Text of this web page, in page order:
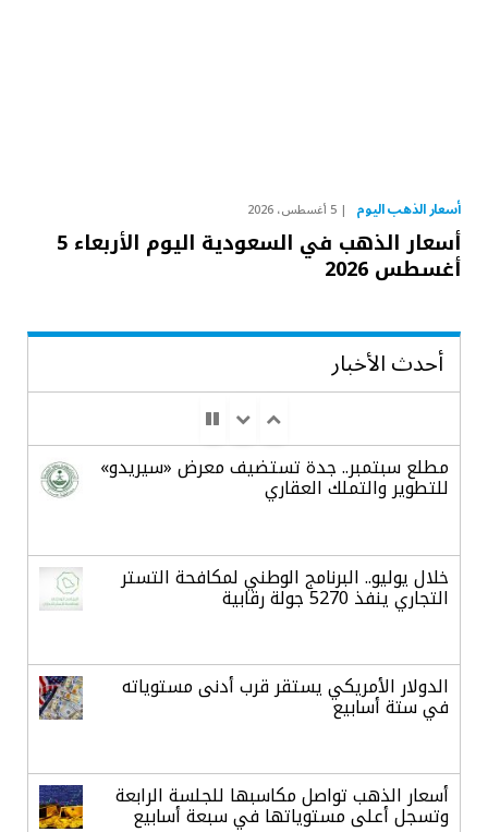
أسعار الذهب اليوم 5 أغسطس، 2026
أسعار الذهب في السعودية اليوم الأربعاء 5
أغسطس 2026
أحدث الأخبار
مطلع سبتمبر.. جدة تستضيف معرض «سيريدو»
للتطوير والتملك العقاري
خلال يوليو.. البرنامج الوطني لمكافحة التستر
التجاري ينفذ 5270 جولة رقابية
الدولار الأمريكي يستقر قرب أدنى مستوياته
في ستة أسابيع
أسعار الذهب تواصل مكاسبها للجلسة الرابعة
وتسجل أعلى مستوياتها في سبعة أسابيع